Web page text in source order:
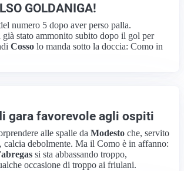
GOLDANIGA!
numero 5 dopo aver perso palla.
già stato ammonito subito dopo il gol per
Cosso lo manda sotto la doccia: Como in
gara favorevole agli ospiti
alle spalle daModesto che, servito
, calcia debolmente. Ma il Como è in affanno:
si sta abbassando troppo,
occasione di troppo ai friulani.